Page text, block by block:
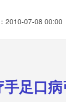
2010-07-08 00:00
足口